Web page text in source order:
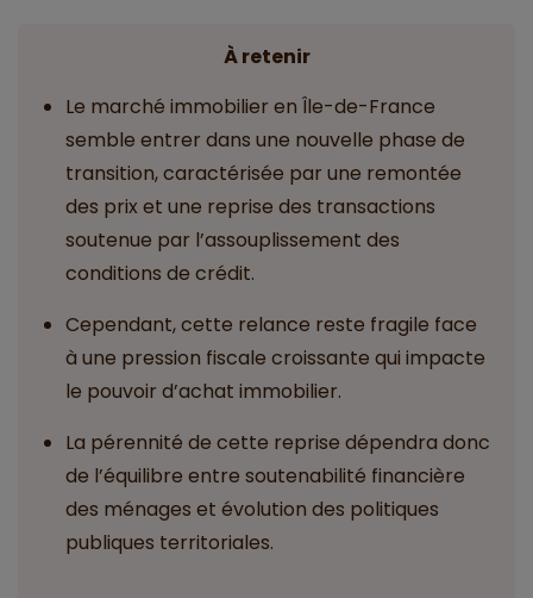
À retenir
Le marché immobilier en Île-de-France
semble entrer dans une nouvelle phase de
transition, caractérisée par une remontée
des prix et une reprise des transactions
soutenue par l’assouplissement des
conditions de crédit.
Cependant, cette relance reste fragile face
à une pression fiscale croissante qui impacte
le pouvoir d’achat immobilier.
La pérennité de cette reprise dépendra donc
de l’équilibre entre soutenabilité financière
des ménages et évolution des politiques
publiques territoriales.